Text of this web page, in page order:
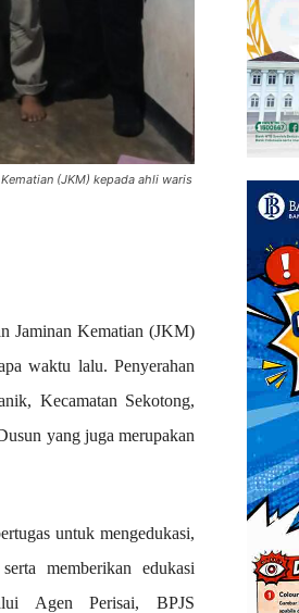
(JKM) kepada ahli waris
Jaminan Kematian (JKM)
waktu lalu. Penyerahan
Kecamatan Sekotong,
yang juga merupakan
untuk mengedukasi,
memberikan edukasi
Agen Perisai, BPJS